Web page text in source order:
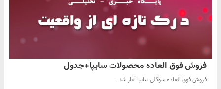
فروش فوق العاده محصولات سایپا+جدول
فروش فوق العاده سوگلی سایپا آغاز شد.